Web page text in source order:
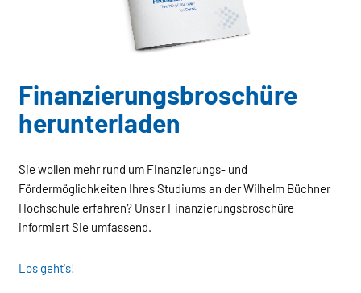
Finanzierungs­broschüre
herunterladen
Sie wollen mehr rund um Finanzierungs- und
Fördermöglichkeiten Ihres Studiums an der Wilhelm Büchner
Hochschule erfahren? Unser Finanzierungsbroschüre
informiert Sie umfassend.
Los geht's!